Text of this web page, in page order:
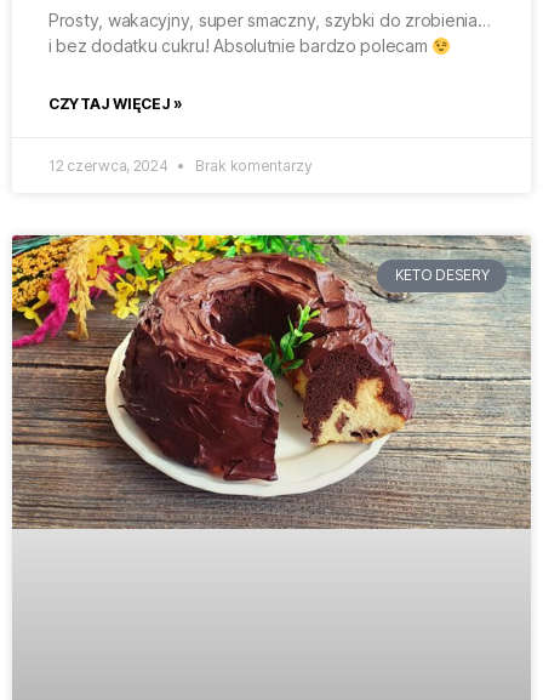
Prosty, wakacyjny, super smaczny, szybki do zrobienia…
i bez dodatku cukru! Absolutnie bardzo polecam
CZYTAJ WIĘCEJ »
12 czerwca, 2024 Brak komentarzy
KETO DESERY